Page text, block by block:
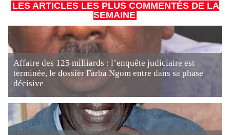
LES ARTICLES LES PLUS COMMENTÉS DE LA
SEMAINE
Affaire des 125 milliards : l’enquête judiciaire est
terminée, le dossier Farba Ngom entre dans sa phase
décisive